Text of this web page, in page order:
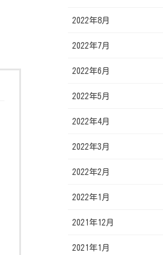
2022年8月
2022年7月
2022年6月
2022年5月
2022年4月
2022年3月
2022年2月
2022年1月
2021年12月
2021年1月